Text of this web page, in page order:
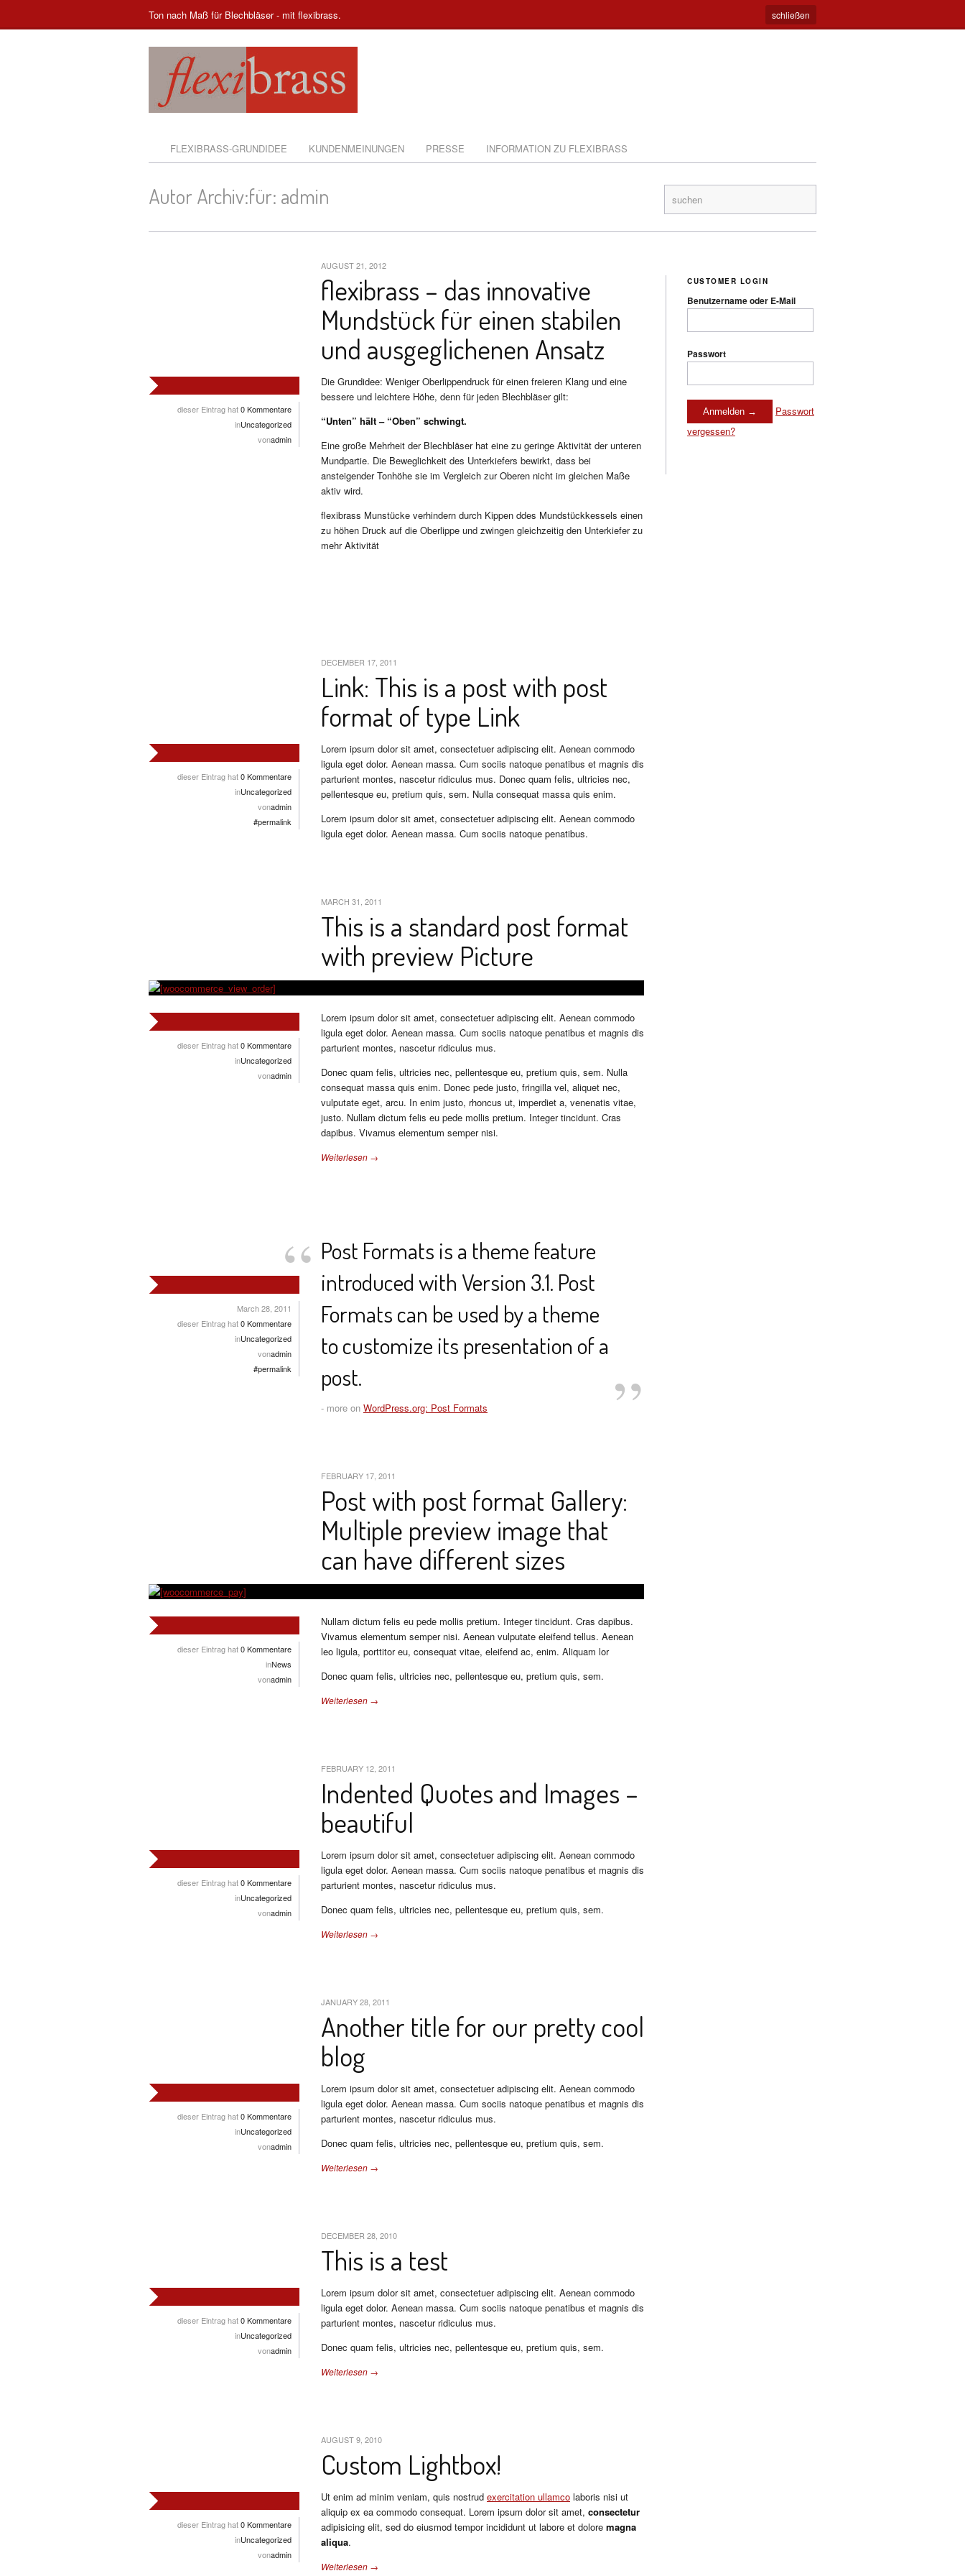
Warenkorb € 0
My Account
Ton nach Maß für Blechbläser - mit flexibrass. schließen
FLEXIBRASS-GRUNDIDEE KUNDENMEINUNGEN PRESSE INFORMATION ZU FLEXIBRASS
Autor Archiv:für: admin
flexibrass – das innovative
Mundstück für einen stabilen
und ausgeglichenen Ansatz
dieser Eintrag hat0 Kommentare
inUncategorized
vonadmin
AUGUST 21, 2012
Die Grundidee: Weniger Oberlippendruck für einen freieren Klang und eine
bessere und leichtere Höhe, denn für jeden Blechbläser gilt:
“Unten” hält – “Oben” schwingt.
Eine große Mehrheit der Blechbläser hat eine zu geringe Aktivität der unteren
Mundpartie. Die Beweglichkeit des Unterkiefers bewirkt, dass bei
ansteigender Tonhöhe sie im Vergleich zur Oberen nicht im gleichen Maße
aktiv wird.
flexibrass Munstücke verhindern durch Kippen ddes Mundstückkessels einen
zu höhen Druck auf die Oberlippe und zwingen gleichzeitig den Unterkiefer zu
mehr Aktivität
Link: This is a post with post
format of type Link
dieser Eintrag hat0 Kommentare
inUncategorized
vonadmin
#permalink
DECEMBER 17, 2011
Lorem ipsum dolor sit amet, consectetuer adipiscing elit. Aenean commodo
ligula eget dolor. Aenean massa. Cum sociis natoque penatibus et magnis dis
parturient montes, nascetur ridiculus mus. Donec quam felis, ultricies nec,
pellentesque eu, pretium quis, sem. Nulla consequat massa quis enim.
Lorem ipsum dolor sit amet, consectetuer adipiscing elit. Aenean commodo
ligula eget dolor. Aenean massa. Cum sociis natoque penatibus.
This is a standard post format
with preview Picture
dieser Eintrag hat0 Kommentare
inUncategorized
vonadmin
MARCH 31, 2011
Lorem ipsum dolor sit amet, consectetuer adipiscing elit. Aenean commodo
ligula eget dolor. Aenean massa. Cum sociis natoque penatibus et magnis dis
parturient montes, nascetur ridiculus mus.
Donec quam felis, ultricies nec, pellentesque eu, pretium quis, sem. Nulla
consequat massa quis enim. Donec pede justo, fringilla vel, aliquet nec,
vulputate eget, arcu. In enim justo, rhoncus ut, imperdiet a, venenatis vitae,
justo. Nullam dictum felis eu pede mollis pretium. Integer tincidunt. Cras
dapibus. Vivamus elementum semper nisi.
Weiterlesen →
March 28, 2011
dieser Eintrag hat0 Kommentare
inUncategorized
vonadmin
#permalink
Post Formats is a theme feature
introduced with Version 3.1. Post
Formats can be used by a theme
to customize its presentation of a
post.
- more on WordPress.org: Post Formats
Post with post format Gallery:
Multiple preview image that
can have different sizes
dieser Eintrag hat0 Kommentare
inNews
vonadmin
FEBRUARY 17, 2011
Nullam dictum felis eu pede mollis pretium. Integer tincidunt. Cras dapibus.
Vivamus elementum semper nisi. Aenean vulputate eleifend tellus. Aenean
leo ligula, porttitor eu, consequat vitae, eleifend ac, enim. Aliquam lor
Donec quam felis, ultricies nec, pellentesque eu, pretium quis, sem.
Weiterlesen →
Indented Quotes and Images –
beautiful
dieser Eintrag hat0 Kommentare
inUncategorized
vonadmin
FEBRUARY 12, 2011
Lorem ipsum dolor sit amet, consectetuer adipiscing elit. Aenean commodo
ligula eget dolor. Aenean massa. Cum sociis natoque penatibus et magnis dis
parturient montes, nascetur ridiculus mus.
Donec quam felis, ultricies nec, pellentesque eu, pretium quis, sem.
Weiterlesen →
Another title for our pretty cool
blog
dieser Eintrag hat0 Kommentare
inUncategorized
vonadmin
JANUARY 28, 2011
Lorem ipsum dolor sit amet, consectetuer adipiscing elit. Aenean commodo
ligula eget dolor. Aenean massa. Cum sociis natoque penatibus et magnis dis
parturient montes, nascetur ridiculus mus.
Donec quam felis, ultricies nec, pellentesque eu, pretium quis, sem.
Weiterlesen →
This is a test
dieser Eintrag hat0 Kommentare
inUncategorized
vonadmin
DECEMBER 28, 2010
Lorem ipsum dolor sit amet, consectetuer adipiscing elit. Aenean commodo
ligula eget dolor. Aenean massa. Cum sociis natoque penatibus et magnis dis
parturient montes, nascetur ridiculus mus.
Donec quam felis, ultricies nec, pellentesque eu, pretium quis, sem.
Weiterlesen →
Custom Lightbox!
dieser Eintrag hat0 Kommentare
inUncategorized
vonadmin
AUGUST 9, 2010
Ut enim ad minim veniam, quis nostrud exercitation ullamco laboris nisi ut
aliquip ex ea commodo consequat. Lorem ipsum dolor sit amet, consectetur
adipisicing elit, sed do eiusmod tempor incididunt ut labore et dolore magna
aliqua.
Weiterlesen →
CUSTOMER LOGIN
Benutzername oder E-Mail
Passwort
Passwort
vergessen?